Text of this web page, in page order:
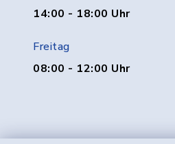
14:00 - 18:00 Uhr
Freitag
08:00 - 12:00 Uhr